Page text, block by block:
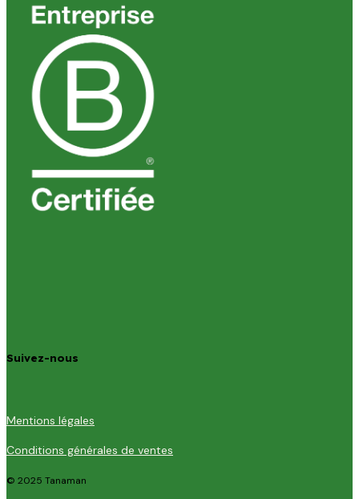
Suivez-nous
Mentions légales
Conditions générales de ventes
© 2025 Tanaman